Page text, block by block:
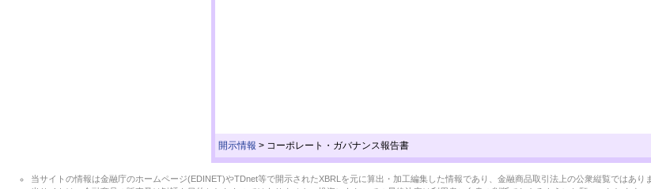
開示情報 > コーポレート・ガバナンス報告書
当サイトの情報は金融庁のホームページ(EDINET)やTDnet等で開示されたXBRLを元に算出・加工編集した情報であり、金融商品取引法上の公衆縦覧ではあり